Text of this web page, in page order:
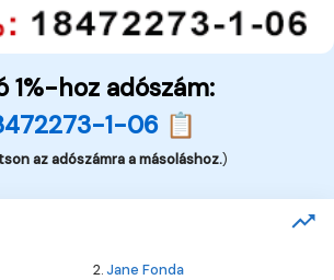
1%-hoz adószám:
1-06 📋
az adószámra a másoláshoz.)
2.Jane Fonda